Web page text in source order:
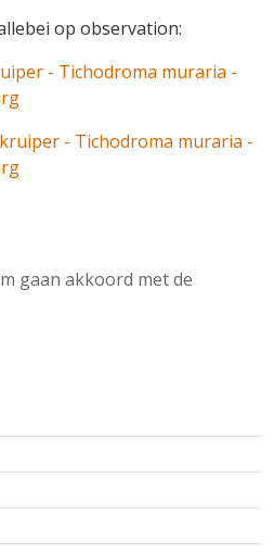
op observation:
- Tichodroma muraria -
- Tichodroma muraria -
gaan akkoord met de